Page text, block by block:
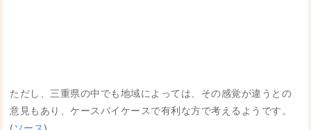
ただし、三重県の中でも地域によっては、その感覚が違うとの
意見もあり、ケースバイケースで有利な方で考えるようです。